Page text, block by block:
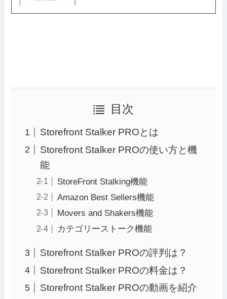
目次
Storefront Stalker PROとは
Storefront Stalker PROの使い方と機
能
StoreFront Stalking機能
Amazon Best Sellers機能
Movers and Shakers機能
カテゴリーストーク機能
Storefront Stalker PROの評判は？
Storefront Stalker PROの料金は？
Storefront Stalker PROの動画を紹介